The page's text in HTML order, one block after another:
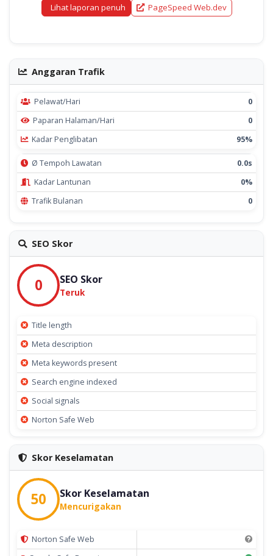
Lihat laporan penuh PageSpeed Web.dev
Anggaran Trafik
Pelawat/Hari
0
Paparan Halaman/Hari
0
Kadar Penglibatan
95%
Ø Tempoh Lawatan
0.0s
Kadar Lantunan
0%
Trafik Bulanan
0
SEO Skor
0 SEO Skor
Teruk
Title length
Meta description
Meta keywords present
Search engine indexed
Social signals
Norton Safe Web
Skor Keselamatan
50 Skor Keselamatan
Mencurigakan
Norton Safe Web